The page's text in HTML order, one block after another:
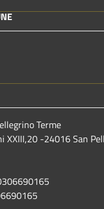
Terme
XXIII,20 -24016 San